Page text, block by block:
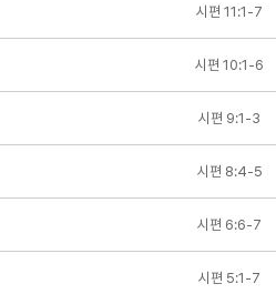
시편 11:1-7
시편 10:1-6
시편 9:1-3
시편 8:4-5
시편 6:6-7
시편 5:1-7